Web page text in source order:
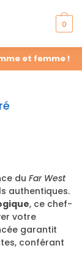
0
et femme !
du Far West
authentiques.
, ce chef-
votre
garantit
conférant